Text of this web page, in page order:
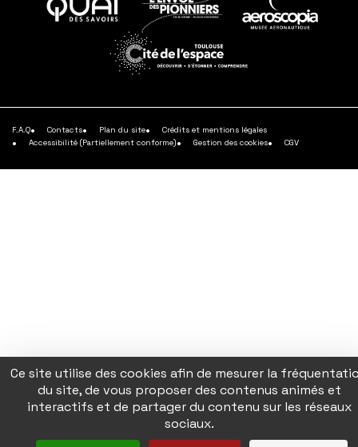
Ce site utilise des cookies afin de mesurer la
du site, de vous proposer des contenus animés et
interactifs et de partager du contenu sur les réseaux
sociaux.
En
savoir
plus
F.A.Q Contacts Plan du site
Crédits et mentions légales
Accessibilité (Partiellement conforme)
Gestion des cookies CGV